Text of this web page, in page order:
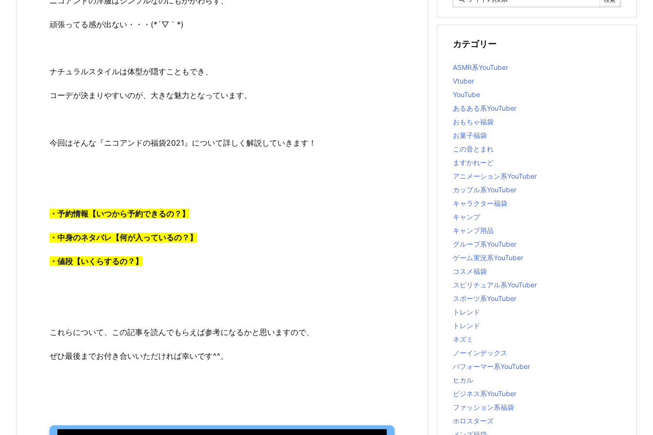
頑張ってる感が出ない・・・(*´▽｀*)
ナチュラルスタイルは体型が隠すこともでき、
コーデが決まりやすいのが、大きな魅力となっています。
今回はそんな『ニコアンドの福袋2021』について詳しく解説していきます！
・予約情報【いつから予約できるの？】
・中身のネタバレ【何が入っているの？】
・値段【いくらするの？】
これらについて、この記事を読んでもらえば参考になるかと思いますので、
ぜひ最後までお付き合いいただければ幸いです^^。
カテゴリー
ASMR系YouTuber
Vtuber
YouTube
あるある系YouTuber
おもちゃ福袋
お菓子福袋
この音とまれ
ますかれーど
アニメーション系YouTuber
カップル系YouTuber
キャラクター福袋
キャンプ
キャンプ用品
グループ系YouTuber
ゲーム実況系YouTuber
コスメ福袋
スピリチュアル系YouTuber
スポーツ系YouTuber
トレンド
トレンド
ネズミ
ノーインデックス
パフォーマー系YouTuber
ヒカル
ビジネス系YouTuber
ファッション系福袋
ホロスターズ